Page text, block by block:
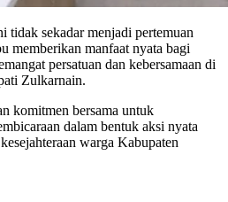
tidak sekadar menjadi pertemuan
memberikan manfaat nyata bagi
persatuan dan kebersamaan di
Zulkarnain.
komitmen bersama untuk
dalam bentuk aksi nyata
warga Kabupaten